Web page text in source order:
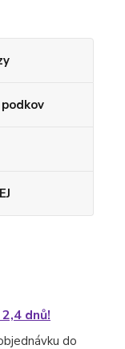
dnů!
do